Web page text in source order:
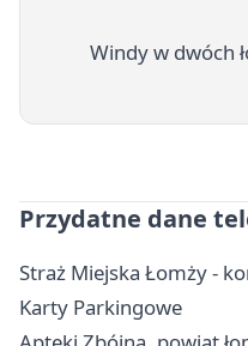
Windy w dwóch
Przydatne dane
Straż Miejska Łomży -
Karty Parkingowe